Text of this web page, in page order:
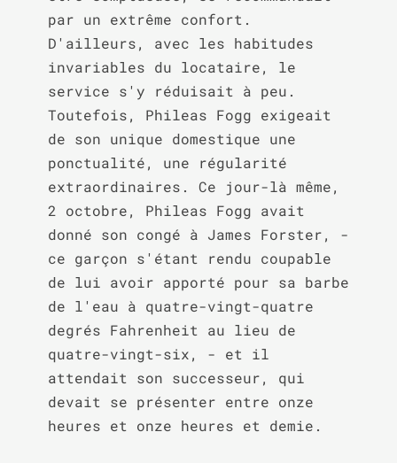
par un extrême confort.
D'ailleurs, avec les habitudes
invariables du locataire, le
service s'y réduisait à peu.
Toutefois, Phileas Fogg exigeait
de son unique domestique une
ponctualité, une régularité
extraordinaires. Ce jour-là même,
2 octobre, Phileas Fogg avait
donné son congé à James Forster, -
ce garçon s'étant rendu coupable
de lui avoir apporté pour sa barbe
de l'eau à quatre-vingt-quatre
degrés Fahrenheit au lieu de
quatre-vingt-six, - et il
attendait son successeur, qui
devait se présenter entre onze
heures et onze heures et demie.